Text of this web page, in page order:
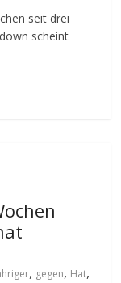
seit drei
scheint
, gegen, Hat,